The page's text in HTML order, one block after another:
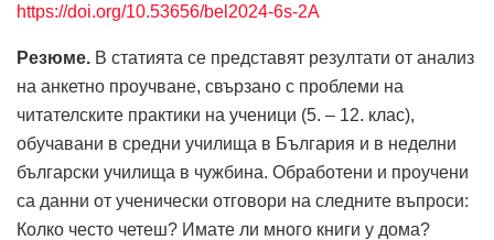
https://doi.org/10.53656/bel2024-6s-2A
Резюме. В статията се представят резултати от анализ
на анкетно проучване, свързано с проблеми на
читателските практики на ученици (5. – 12. клас),
обучавани в средни училища в България и в неделни
български училища в чужбина. Обработени и проучени
са данни от ученически отговори на следните въпроси:
Колко често четеш? Имате ли много книги у дома?